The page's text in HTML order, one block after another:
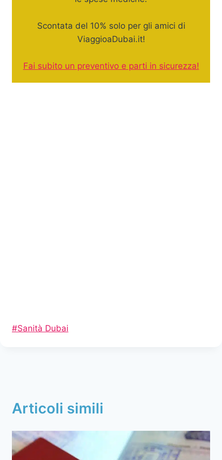
Scontata del 10% solo per gli amici di
ViaggioaDubai.it!
Fai subito un preventivo e parti in sicurezza!
Tag
#Sanità Dubai
Articoli simili